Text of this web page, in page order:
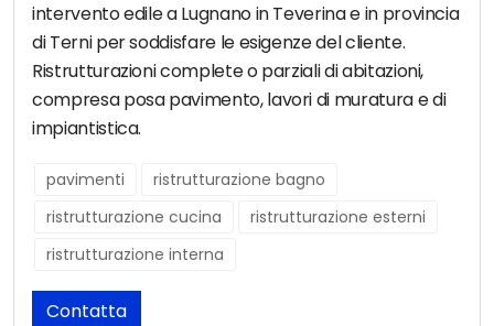
intervento edile a Lugnano in Teverina e in provincia
di Terni per soddisfare le esigenze del cliente.
Ristrutturazioni complete o parziali di abitazioni,
compresa posa pavimento, lavori di muratura e di
impiantistica.
pavimenti
ristrutturazione bagno
ristrutturazione cucina
ristrutturazione esterni
ristrutturazione interna
Contatta